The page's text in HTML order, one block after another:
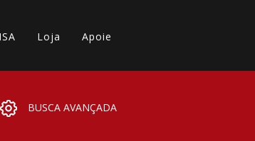
Loja Apoie
BUSCA AVANÇADA